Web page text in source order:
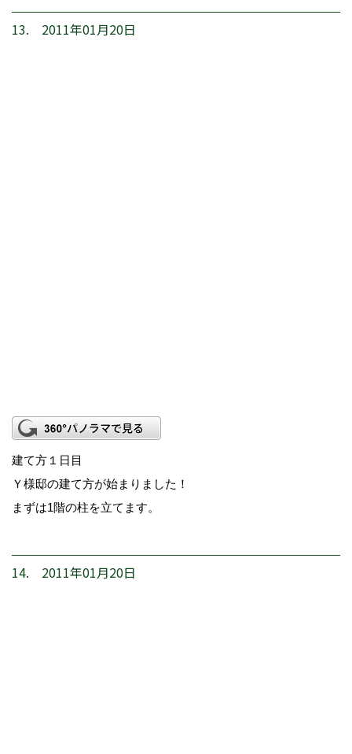
13. 2011年01月20日
建て方１日目
Ｙ様邸の建て方が始まりました！
まずは1階の柱を立てます。
14. 2011年01月20日